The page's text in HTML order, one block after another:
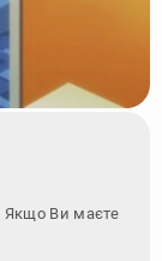
Якщо Ви маєте